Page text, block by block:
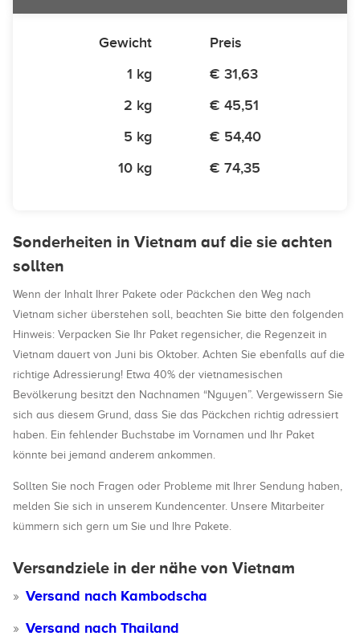
Gewicht
Preis
1 kg
€ 31,63
2 kg
€ 45,51
5 kg
€ 54,40
10 kg
€ 74,35
Sonderheiten in Vietnam auf die sie achten
sollten
Wenn der Inhalt Ihrer Pakete oder Päckchen den Weg nach
Vietnam sicher überstehen soll, beachten Sie bitte den folgenden
Hinweis: Verpacken Sie Ihr Paket regensicher, die Regenzeit in
Vietnam dauert von Juni bis Oktober. Achten Sie ebenfalls auf die
richtige Adressierung! Etwa 40% der vietnamesischen
Bevölkerung besitzt den Nachnamen “Nguyen”. Vergewissern Sie
sich aus diesem Grund, dass Sie das Päckchen richtig adressiert
haben. Ein fehlender Buchstabe im Vornamen und Ihr Paket
könnte bei jemand anderem ankommen.
Sollten Sie noch Fragen oder Probleme mit Ihrer Sendung haben,
melden Sie sich in unserem Kundencenter. Unsere Mitarbeiter
kümmern sich gern um Sie und Ihre Pakete.
Versandziele in der nähe von Vietnam
Versand nach Kambodscha
Versand nach Thailand